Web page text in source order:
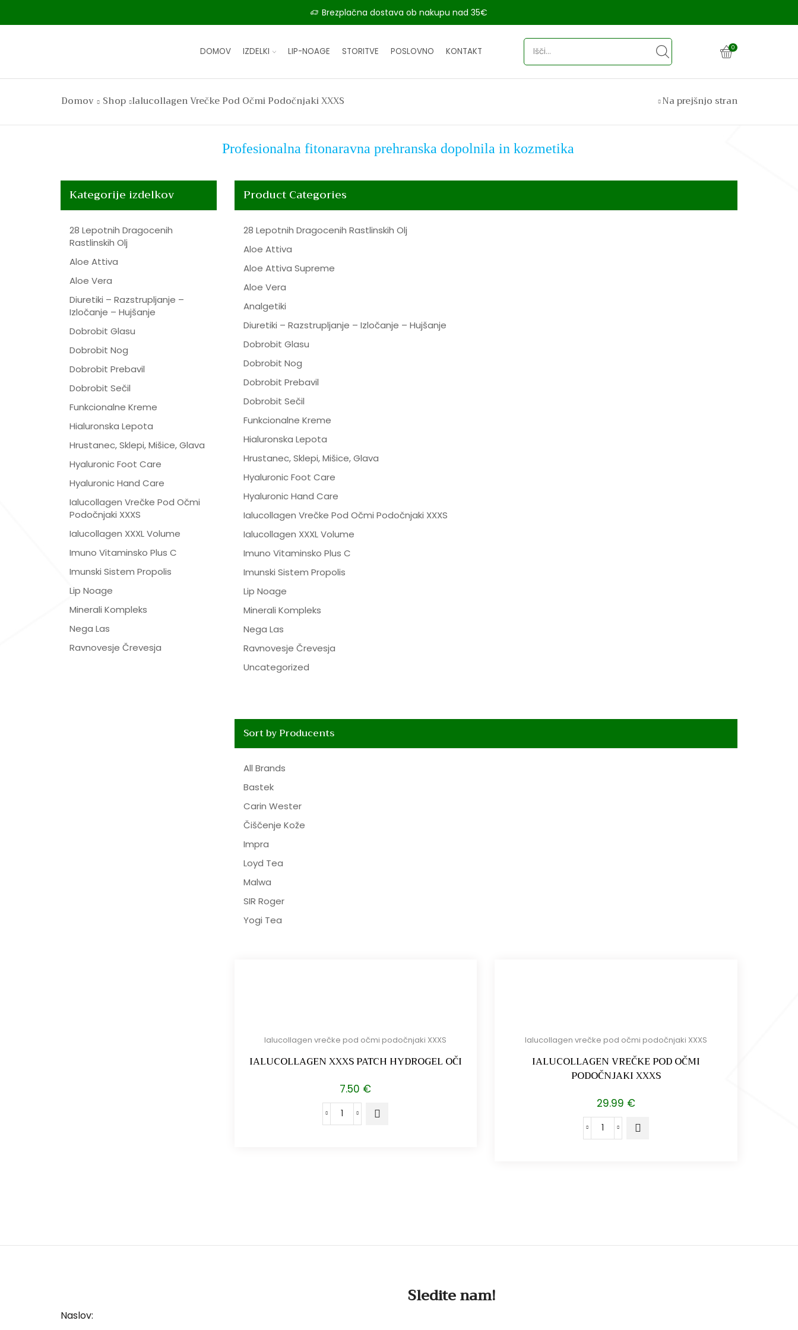
Brezplačna dostava ob nakupu nad 35€
DOMOV IZDELKI LIP-NOAGE STORITVE POSLOVNO KONTAKT 0
Domov Shop Ialucollagen Vrečke Pod Očmi Podočnjaki XXXS Na prejšnjo stran
Profesionalna fitonaravna prehranska dopolnila in kozmetika
Product Categories
28 Lepotnih Dragocenih Rastlinskih Olj
Aloe Attiva
Aloe Attiva Supreme
Aloe Vera
Analgetiki
Diuretiki – Razstrupljanje – Izločanje – Hujšanje
Dobrobit Glasu
Dobrobit Nog
Dobrobit Prebavil
Dobrobit Sečil
Funkcionalne Kreme
Hialuronska Lepota
Hrustanec, Sklepi, Mišice, Glava
Hyaluronic Foot Care
Hyaluronic Hand Care
Ialucollagen Vrečke Pod Očmi Podočnjaki XXXS
Ialucollagen XXXL Volume
Imuno Vitaminsko Plus C
Imunski Sistem Propolis
Lip Noage
Minerali Kompleks
Nega Las
Ravnovesje Črevesja
Uncategorized
Sort by Producents
All Brands
Bastek
Carin Wester
Čiščenje Kože
Impra
Loyd Tea
Malwa
SIR Roger
Yogi Tea
Ialucollagen vrečke pod očmi podočnjaki XXXS
IALUCOLLAGEN XXXS PATCH HYDROGEL OČI
7.50 €
Ialucollagen
Ialucollagen vrečke pod očmi podočnjaki XXXS
IALUCOLLAGEN VREČKE POD OČMI
PODOČNJAKI XXXS
29.99 €
IALUCOLLAGEN
Kategorije izdelkov
28 Lepotnih Dragocenih
Rastlinskih Olj
Aloe Attiva
Aloe Vera
Diuretiki – Razstrupljanje –
Izločanje – Hujšanje
Dobrobit Glasu
Dobrobit Nog
Dobrobit Prebavil
Dobrobit Sečil
Funkcionalne Kreme
Hialuronska Lepota
Hrustanec, Sklepi, Mišice, Glava
Hyaluronic Foot Care
Hyaluronic Hand Care
Ialucollagen Vrečke Pod Očmi
Podočnjaki XXXS
Ialucollagen XXXL Volume
Imuno Vitaminsko Plus C
Imunski Sistem Propolis
Lip Noage
Minerali Kompleks
Nega Las
Ravnovesje Črevesja
Naslov:
Sledite nam!